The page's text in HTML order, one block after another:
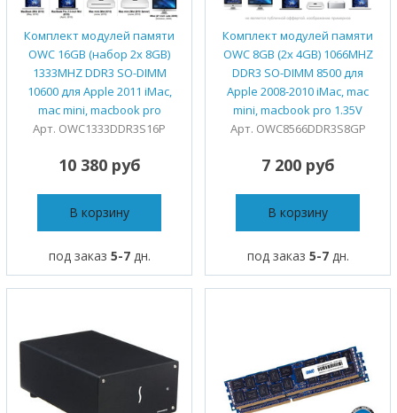
Комплект модулей памяти
OWC 16GB (набор 2x 8GB)
1333MHZ DDR3 SO-DIMM
10600 для Apple 2011 iMac,
mac mini, macbook pro
Арт. OWC1333DDR3S16P
10 380 руб
В корзину
под заказ 5-7дн.
Комплект модулей памяти
OWC 8GB (2x 4GB) 1066MHZ
DDR3 SO-DIMM 8500 для
Apple 2008-2010 iMac, mac
mini, macbook pro 1.35V
Арт. OWC8566DDR3S8GP
7 200 руб
В корзину
под заказ 5-7дн.